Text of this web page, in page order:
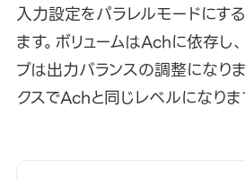
入力設定をパラレルモードにす
ます。ボリュームはAchに依存し
ブは出力バランスの調整になり
クスでAchと同じレベルになりま